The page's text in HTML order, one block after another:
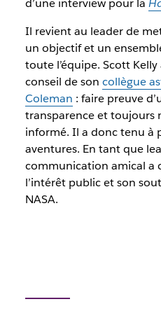
d’une interview pour la
Il revient au leader de
un objectif et un
toute l’équipe. Scott
conseil de son collègue
Coleman : faire preuve
transparence et toujours
informé. Il a donc tenu à
aventures. En tant que
communication amical a
l’intérêt public et son
NASA.